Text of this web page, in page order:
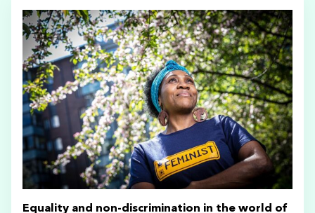
Equality and non-discrimination in the world of